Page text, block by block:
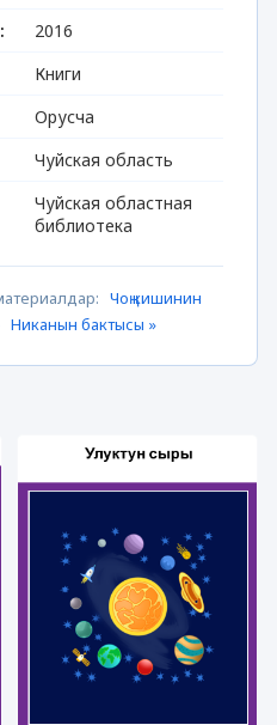
2016
Книги
Орусча
Чуйская область
Чуйская областная
библиотека
Чоң кишинин
Никанын бактысы »